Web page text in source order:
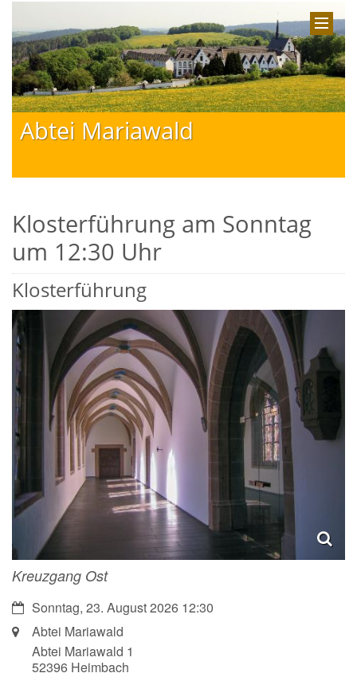
Abtei Mariawald
Klosterführung am Sonntag
um 12:30 Uhr
Klosterführung
Kreuzgang Ost
Datum:Sonntag, 23. August 2026 12:30
Ort: Abtei Mariawald
Abtei Mariawald 1
52396 Heimbach